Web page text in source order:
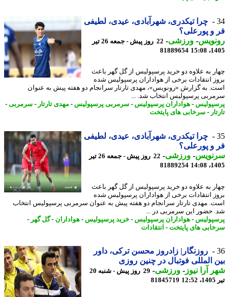
چرا تیکدری، شهرآبادی، عیدی، لطیفی
و پورعلی؟
-ورزشی-
22 روز پیش - جمعه 26 تیر
81889654
به علاوه دو خرید پرسپولیس از گل گهر باعث
انتقادات برخی از هواداران پرسپولیس شده
به گزارش «رونویس»، مهدی تارتار سرانجام دو هفته پیش به عنوان
پرسپولیس انتخاب شد. ...
-هواداران پرسپولیس-سرمربی پرسپولیس-مهدی تارتار- سرمربی-
- سرخابی های پایتخت
چرا تیکدری، شهرآبادی، عیدی، لطیفی
و پورعلی؟
-ورزشی-
22 روز پیش - جمعه 26 تیر
81889254
به علاوه دو خرید پرسپولیس از گل گهر باعث
انتقادات برخی از هواداران پرسپولیس شده
مهدی تارتار سرانجام دو هفته پیش به عنوان سرمربی پرسپولیس انتخاب
حضور این سرمربی در ...
-هواداران پرسپولیس-خرید پرسپولیس-هواداران - گل گهر-
های پایتخت-انتقادات
روزنگار| زادروز محسن ترکی، داور
المللی فوتبال در چنین روزی
آرا نیوز-ورزشی-
29 روز پیش - شنبه 20
81845719